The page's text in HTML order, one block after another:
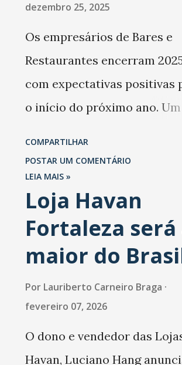
Paraíba, bem
Norte e
do São
um
at...
dezembro 25, 2025
Os empresários de Bares e
Restaurantes encerram
com expectativas positivas
o início do próximo ano. Um
que 69% dos
esperam faturar mais no 1º
trimestre de 2026 em
comparação com o mesmo
período de 2025. Em relação
também projetam
do setor é sustentada
COMPARTILHAR
POSTAR UM COMENTÁRIO
LEIA MAIS »
Loja Havan
Fortaleza será
maior do
Por Lauriberto Carneiro Braga
fevereiro 07, 2026
O dono e vendedor das
Havan, Luciano Hang